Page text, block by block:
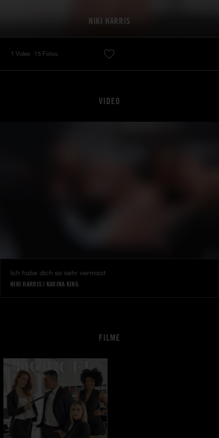
NIKI HARRIS
1 Video 15 Fotos
VIDEO
Ich habe dich so sehr vermisst
NIKI HARRIS | KARINA KING
FILME